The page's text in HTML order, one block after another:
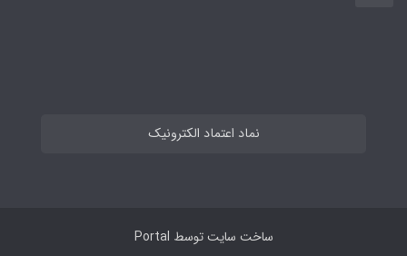
نماد اعتماد الکترونیک
ساخت سایت توسط Portal